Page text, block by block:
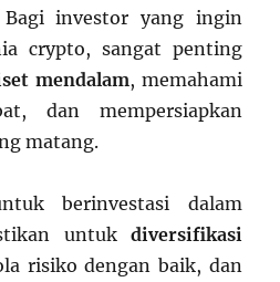
Bagi investor yang ingin
crypto, sangat penting
mendalam, memahami
dan mempersiapkan
matang.
berinvestasi dalam
untuk diversifikasi
risiko dengan baik, dan